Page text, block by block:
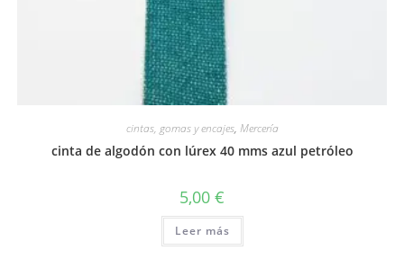
cintas, gomas y encajes, Mercería
cinta de algodón con lúrex 40 mms azul petróleo
5,00 €
Leer más